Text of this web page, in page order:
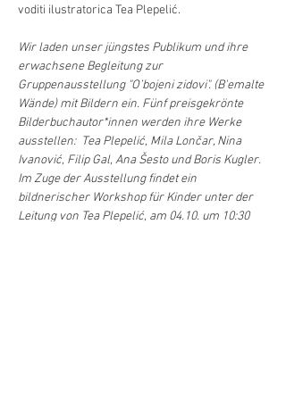
voditi ilustratorica Tea Plepelić.
Wir laden unser jüngstes Publikum und ihre
erwachsene Begleitung zur
Gruppenausstellung "O’bojeni zidovi". (B'emalte
Wände) mit Bildern ein. Fünf preisgekrönte
Bilderbuchautor*innen werden ihre Werke
ausstellen:  Tea Plepelić, Mila Lončar, Nina
Ivanović, Filip Gal, Ana Šesto und Boris Kugler.
Im Zuge der Ausstellung findet ein
bildnerischer Workshop für Kinder unter der
Leitung von Tea Plepelić, am 04.10. um 10:30